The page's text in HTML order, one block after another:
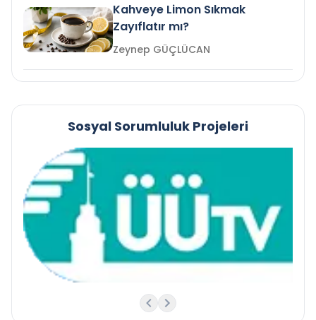
Kahveye Limon Sıkmak
Zayıflatır mı?
Zeynep GÜÇLÜCAN
Sosyal Sorumluluk Projeleri